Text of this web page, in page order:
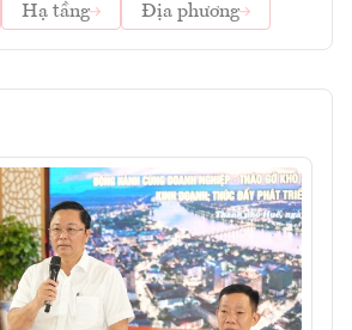
Hạ tầng Địa phương